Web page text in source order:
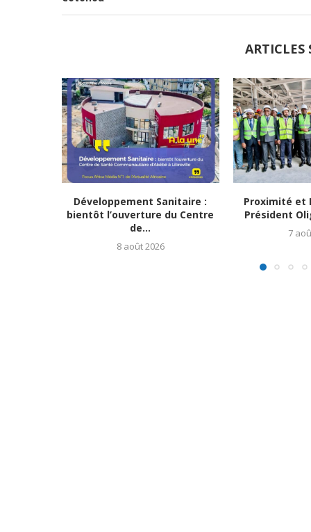
ARTICLES
Développement Sanitaire :
bientôt l’ouverture du Centre
de...
8 août 2026
Proximité et
Président
7